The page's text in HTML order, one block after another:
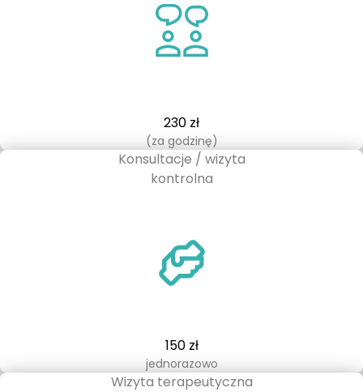
230 zł
(za godzinę)
Konsultacje / wizyta
kontrolna
150 zł
jednorazowo
Wizyta terapeutyczna